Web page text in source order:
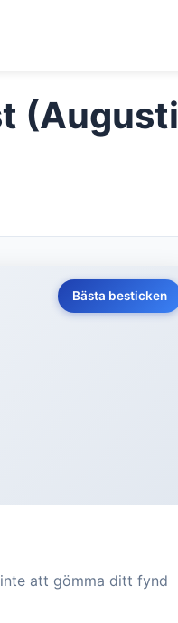
(Augusti
Bästa besticken
att gömma ditt fynd